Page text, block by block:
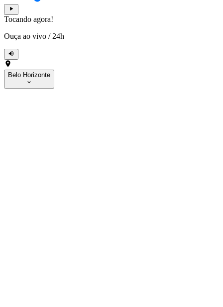
Tocando agora!
Ouça ao vivo / 24h
Belo Horizonte